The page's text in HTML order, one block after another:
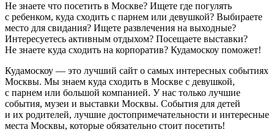
Не знаете что посетить в Москве? Ищете где погулять
с ребенком, куда сходить с парнем или девушкой? Выбираете
место для свидания? Ищете развлечения на выходные?
Интересуетесь активным отдыхом? Посещаете выставки?
Не знаете куда сходить на корпоратив? Кудамоскоу поможет!
Кудамоскоу — это лучший сайт о самых интересных событиях
Москвы. Мы знаем куда сходить в Москве с девушкой,
с парнем или большой компанией. У нас только лучшие
события, музеи и выставки Москвы. События для детей
и их родителей, лучшие достопримечательности и интересные
места Москвы, которые обязательно стоит посетить!